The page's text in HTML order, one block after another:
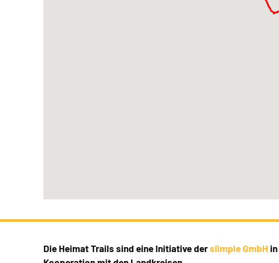
Die Heimat Trails sind eine Initiative dersiimple GmbH in